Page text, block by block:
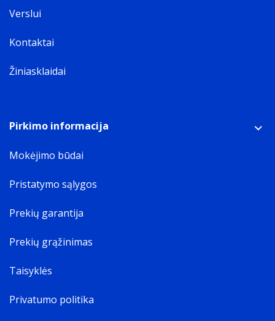
Verslui
Kontaktai
Žiniasklaidai
Pirkimo informacija
Mokėjimo būdai
Pristatymo sąlygos
Prekių garantija
Prekių grąžinimas
Taisyklės
Privatumo politika